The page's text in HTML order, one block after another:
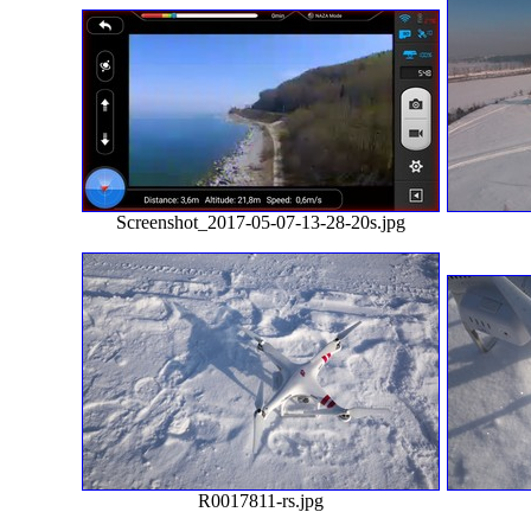
Screenshot_2017-05-07-13-28-20s.jpg
R0017811-rs.jpg